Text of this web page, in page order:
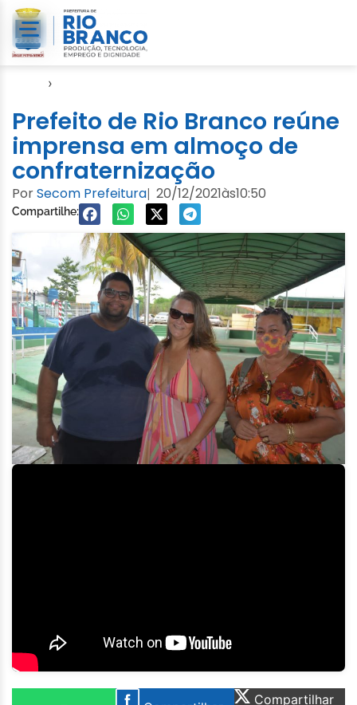
›
Prefeito de Rio Branco reúne
imprensa em almoço de
confraternização
PorSecom Prefeitura| 20/12/2021às10:50
Compartilhe:
Compartilhar